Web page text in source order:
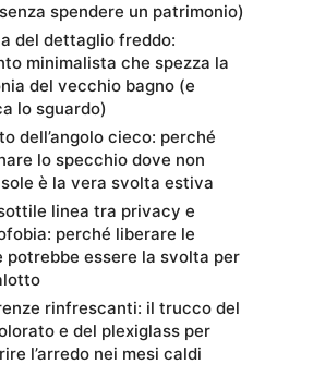
spendere un patrimonio)
del dettaglio freddo:
minimalista che spezza la
del vecchio bagno (e
lo sguardo)
dell’angolo cieco: perché
lo specchio dove non
è la vera svolta estiva
linea tra privacy e
perché liberare le
potrebbe essere la svolta per
rinfrescanti: il trucco del
e del plexiglass per
l’arredo nei mesi caldi